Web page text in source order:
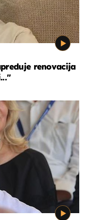
renovacija